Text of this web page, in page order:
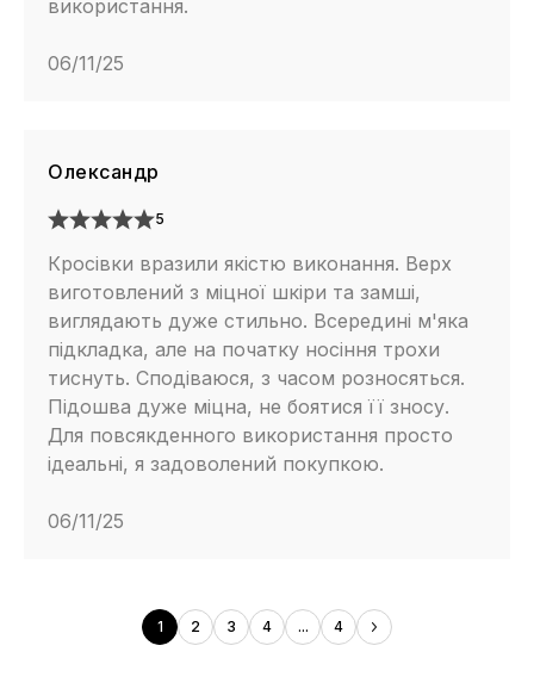
використання.
06/11/25
Олександр
5
Кросівки вразили якістю виконання. Верх
виготовлений з міцної шкіри та замші,
виглядають дуже стильно. Всередині м'яка
підкладка, але на початку носіння трохи
тиснуть. Сподіваюся, з часом розносяться.
Підошва дуже міцна, не боятися її зносу.
Для повсякденного використання просто
ідеальні, я задоволений покупкою.
06/11/25
1 2 3 4 ... 4